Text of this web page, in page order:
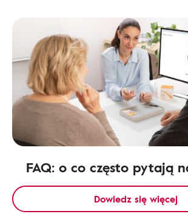
FAQ: o co często pytają
Dowiedz się więcej